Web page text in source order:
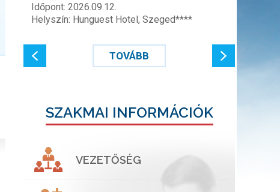
Időpont: 2026.09.12.
Helyszín: Hunguest Hotel, Szeged****
TOVÁBB
SZAKMAI INFORMÁCIÓK
VEZETŐSÉG